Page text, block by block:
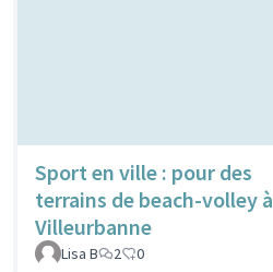
Sport en ville : pour des
terrains de beach-volley à
Villeurbanne
Lisa B 2 0